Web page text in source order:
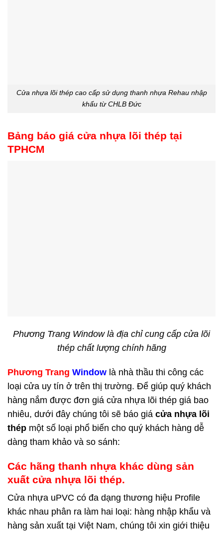
Cửa nhựa lõi thép cao cấp sử dụng thanh nhựa Rehau nhập
khẩu từ CHLB Đức
Bảng báo giá cửa nhựa lõi thép tại
TPHCM
Phương Trang Window là địa chỉ cung cấp cửa lõi
thép chất lượng chính hãng
Phương Trang Window là nhà thầu thi công các
loại cửa uy tín ở trên thị trường. Để giúp quý khách
hàng nắm được đơn giá cửa nhựa lõi thép giá bao
nhiêu, dưới đây chúng tôi sẽ báo giá cửa nhựa lõi
thép một số loại phổ biến cho quý khách hàng dễ
dàng tham khảo và so sánh:
Các hãng thanh nhựa khác dùng sản
xuất cửa nhựa lõi thép.
Cửa nhựa uPVC có đa dạng thương hiệu Profile
khác nhau phân ra làm hai loại: hàng nhập khẩu và
hàng sản xuất tại Việt Nam, chúng tôi xin giới thiệu